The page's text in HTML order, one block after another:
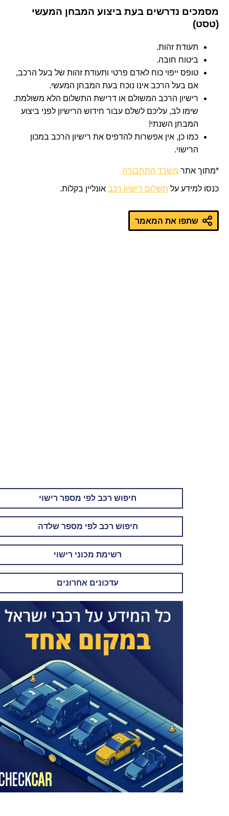
מסמכים נדרשים בעת ביצוע המבחן המעשי
(טסט)
תעודת זהות.
ביטוח חובה.
טופס ייפוי כוח לאדם פרטי ותעודת זהות של בעל הרכב,
אם בעל הרכב אינו נוכח בעת המבחן המעשי.
רישיון הרכב המשולם או דרישת התשלום הלא משולמת.
שימו לב, עליכם לשלם עבור חידוש הרישיון לפני ביצוע
המבחן השנתי!
כמו כן, אין אפשרות להדפיס את רישיון הרכב במכון
הרישוי.
*מתוך אתר משרד התחבורה
כנסו למידע על תשלום רישיון רכב אונליין בקלות.
שתפו את המאמר
חיפוש רכב לפי מספר רישוי
חיפוש רכב לפי מספר שלדה
רשימת מכוני רישוי
עדכונים אחרונים